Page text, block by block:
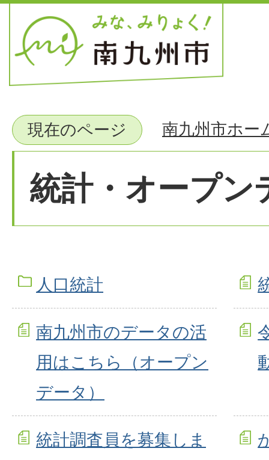
現在のページ 南九州市ホー
統計・オープン
人口統計
南九州市のデータの活
用はこちら（オープン
データ）
統計調査員を募集しま